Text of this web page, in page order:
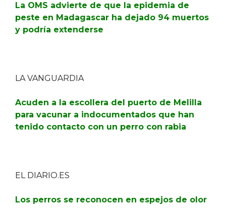
La OMS advierte de que la epidemia de
peste en Madagascar ha dejado 94 muertos
y podría extenderse
LA VANGUARDIA
Acuden a la escollera del puerto de Melilla
para vacunar a indocumentados que han
tenido contacto con un perro con rabia
EL DIARIO.ES
Los perros se reconocen en espejos de olor